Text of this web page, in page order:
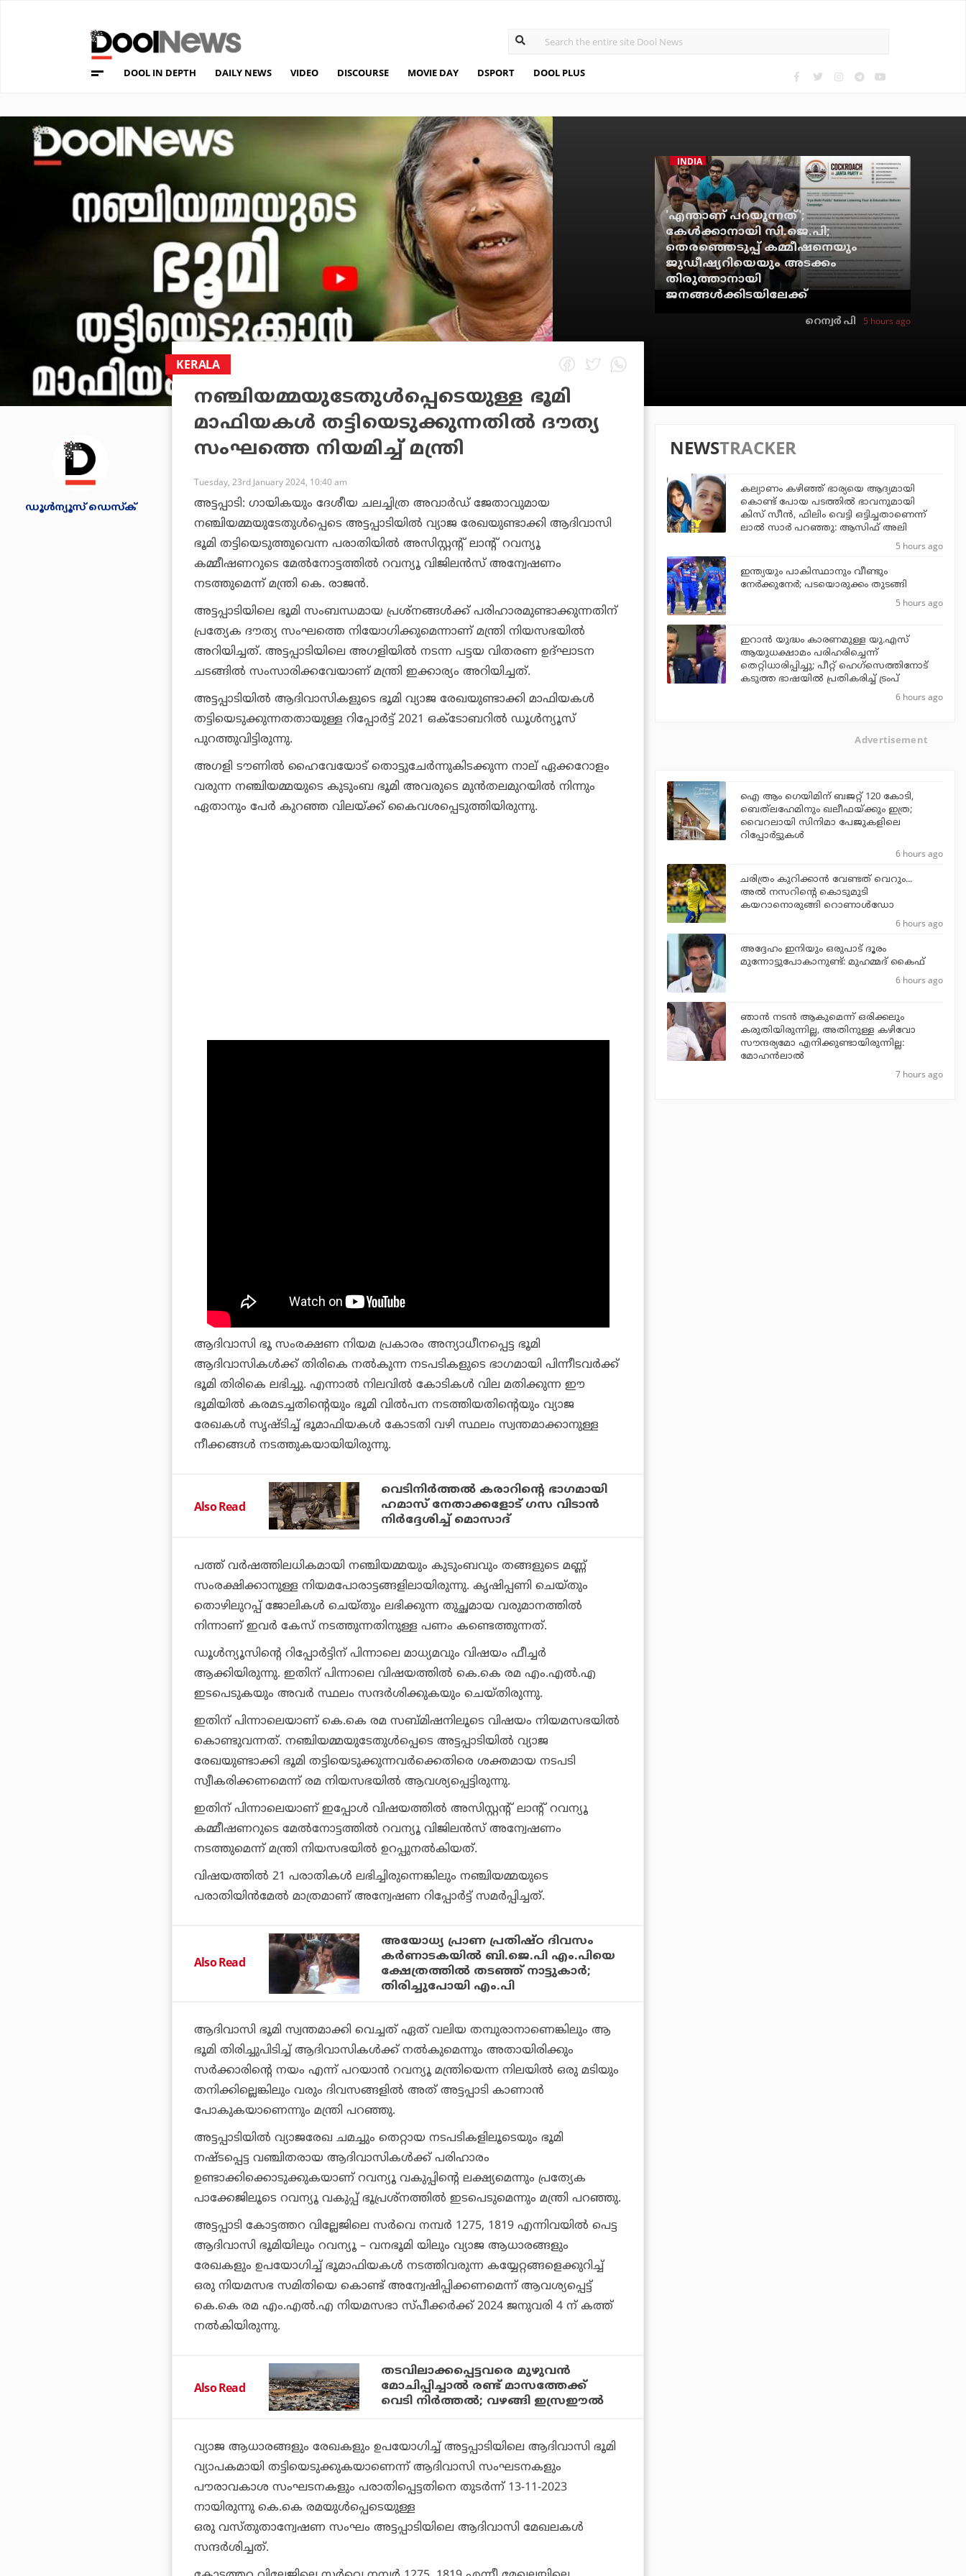
DOOL IN DEPTH DAILY NEWS VIDEO DISCOURSE MOVIE DAY DSPORT DOOL PLUS
INDIA
'എന്താണ് പറയുന്നത്';
കേള്‍ക്കാനായി സി.ജെ.പി;
തെരഞ്ഞെടുപ്പ് കമ്മീഷനെയും
ജുഡീഷ്യറിയെയും അടക്കം
തിരുത്താനായി
ജനങ്ങള്‍ക്കിടയിലേക്ക്
റെന്വര്‍ പി 5 hours ago
ഡൂള്‍ന്യൂസ് ഡെസ്‌ക്
KERALA
നഞ്ചിയമ്മയുടേതുള്‍പ്പെടെയുള്ള ഭൂമി
മാഫിയകള്‍ തട്ടിയെടുക്കുന്നതില്‍ ദൗത്യ
സംഘത്തെ നിയമിച്ച് മന്ത്രി
Tuesday, 23rd January 2024, 10:40 am
അട്ടപ്പാടി: ഗായികയും ദേശീയ ചലച്ചിത്ര അവാര്‍ഡ് ജേതാവുമായ
നഞ്ചിയമ്മയുടേതുള്‍പ്പെടെ അട്ടപ്പാടിയില്‍ വ്യാജ രേഖയുണ്ടാക്കി ആദിവാസി
ഭൂമി തട്ടിയെടുത്തുവെന്ന പരാതിയില്‍ അസിസ്റ്റന്റ് ലാന്റ് റവന്യൂ
കമ്മീഷണറുടെ മേല്‍നോട്ടത്തില്‍ റവന്യൂ വിജിലന്‍സ് അന്വേഷണം
നടത്തുമെന്ന് മന്ത്രി കെ. രാജന്‍.
അട്ടപ്പാടിയിലെ ഭൂമി സംബന്ധമായ പ്രശ്‌നങ്ങള്‍ക്ക് പരിഹാരമുണ്ടാക്കുന്നതിന്
പ്രത്യേക ദൗത്യ സംഘത്തെ നിയോഗിക്കുമെന്നാണ് മന്ത്രി നിയസഭയില്‍
അറിയിച്ചത്. അട്ടപ്പാടിയിലെ അഗളിയില്‍ നടന്ന പട്ടയ വിതരണ ഉദ്ഘാടന
ചടങ്ങില്‍ സംസാരിക്കവേയാണ് മന്ത്രി ഇക്കാര്യം അറിയിച്ചത്.
അട്ടപ്പാടിയില്‍ ആദിവാസികളുടെ ഭൂമി വ്യാജ രേഖയുണ്ടാക്കി മാഫിയകള്‍
തട്ടിയെടുക്കുന്നതതായുള്ള റിപ്പോര്‍ട്ട് 2021 ഒക്ടോബറില്‍ ഡൂള്‍ന്യൂസ്
പുറത്തുവിട്ടിരുന്നു.
അഗളി ടൗണില്‍ ഹൈവേയോട് തൊട്ടുചേര്‍ന്നുകിടക്കുന്ന നാല് ഏക്കറോളം
വരുന്ന നഞ്ചിയമ്മയുടെ കുടുംബ ഭൂമി അവരുടെ മുന്‍തലമുറയില്‍ നിന്നും
ഏതാനും പേര്‍ കുറഞ്ഞ വിലയ്ക്ക് കൈവശപ്പെടുത്തിയിരുന്നു.
ആദിവാസി ഭൂ സംരക്ഷണ നിയമ പ്രകാരം അന്യാധീനപ്പെട്ട ഭൂമി
ആദിവാസികള്‍ക്ക് തിരികെ നല്‍കുന്ന നടപടികളുടെ ഭാഗമായി പിന്നീടവര്‍ക്ക്
ഭൂമി തിരികെ ലഭിച്ചു. എന്നാല്‍ നിലവില്‍ കോടികള്‍ വില മതിക്കുന്ന ഈ
ഭൂമിയില്‍ കരമടച്ചതിന്റെയും ഭൂമി വില്‍പന നടത്തിയതിന്റെയും വ്യാജ
രേഖകള്‍ സൃഷ്ടിച്ച് ഭൂമാഫിയകള്‍ കോടതി വഴി സ്ഥലം സ്വന്തമാക്കാനുള്ള
നീക്കങ്ങള്‍ നടത്തുകയായിയിരുന്നു.
Also Read
വെടിനിർത്തൽ കരാറിന്റെ ഭാഗമായി
ഹമാസ് നേതാക്കളോട് ഗസ വിടാൻ
നിർദ്ദേശിച്ച് മൊസാദ്
പത്ത് വര്‍ഷത്തിലധികമായി നഞ്ചിയമ്മയും കുടുംബവും തങ്ങളുടെ മണ്ണ്
സംരക്ഷിക്കാനുള്ള നിയമപോരാട്ടങ്ങളിലായിരുന്നു. കൃഷിപ്പണി ചെയ്തും
തൊഴിലുറപ്പ് ജോലികള്‍ ചെയ്തും ലഭിക്കുന്ന തുച്ഛമായ വരുമാനത്തില്‍
നിന്നാണ് ഇവര്‍ കേസ് നടത്തുന്നതിനുള്ള പണം കണ്ടെത്തുന്നത്.
ഡൂള്‍ന്യൂസിന്റെ റിപ്പോര്‍ട്ടിന് പിന്നാലെ മാധ്യമവും വിഷയം ഫീച്ചര്‍
ആക്കിയിരുന്നു. ഇതിന് പിന്നാലെ വിഷയത്തില്‍ കെ.കെ രമ എം.എല്‍.എ
ഇടപെടുകയും അവര്‍ സ്ഥലം സന്ദര്‍ശിക്കുകയും ചെയ്തിരുന്നു.
ഇതിന് പിന്നാലെയാണ് കെ.കെ രമ സബ്മിഷനിലൂടെ വിഷയം നിയമസഭയില്‍
കൊണ്ടുവന്നത്. നഞ്ചിയമ്മയുടേതുള്‍പ്പെടെ അട്ടപ്പാടിയില്‍ വ്യാജ
രേഖയുണ്ടാക്കി ഭൂമി തട്ടിയെടുക്കുന്നവര്‍ക്കെതിരെ ശക്തമായ നടപടി
സ്വീകരിക്കണമെന്ന് രമ നിയസഭയില്‍ ആവശ്യപ്പെട്ടിരുന്നു.
ഇതിന് പിന്നാലെയാണ് ഇപ്പോള്‍ വിഷയത്തില്‍ അസിസ്റ്റന്റ് ലാന്റ് റവന്യൂ
കമ്മീഷണറുടെ മേല്‍നോട്ടത്തില്‍ റവന്യൂ വിജിലന്‍സ് അന്വേഷണം
നടത്തുമെന്ന് മന്ത്രി നിയസഭയില്‍ ഉറപ്പുനല്‍കിയത്.
വിഷയത്തില്‍ 21 പരാതികള്‍ ലഭിച്ചിരുന്നെങ്കിലും നഞ്ചിയമ്മയുടെ
പരാതിയിന്‍മേല്‍ മാത്രമാണ് അന്വേഷണ റിപ്പോര്‍ട്ട് സമര്‍പ്പിച്ചത്.
Also Read
അയോധ്യ പ്രാണ പ്രതിഷ്ഠ ദിവസം
കര്‍ണാടകയില്‍ ബി.ജെ.പി എം.പിയെ
ക്ഷേത്രത്തില്‍ തടഞ്ഞ് നാട്ടുകാര്‍;
തിരിച്ചുപോയി എം.പി
ആദിവാസി ഭൂമി സ്വന്തമാക്കി വെച്ചത് ഏത് വലിയ തമ്പുരാനാണെങ്കിലും ആ
ഭൂമി തിരിച്ചുപിടിച്ച് ആദിവാസികള്‍ക്ക് നല്‍കുമെന്നും അതായിരിക്കും
സര്‍ക്കാരിന്റെ നയം എന്ന് പറയാന്‍ റവന്യൂ മന്ത്രിയെന്ന നിലയില്‍ ഒരു മടിയും
തനിക്കില്ലെങ്കിലും വരും ദിവസങ്ങളില്‍ അത് അട്ടപ്പാടി കാണാന്‍
പോകുകയാണെന്നും മന്ത്രി പറഞ്ഞു.
അട്ടപ്പാടിയില്‍ വ്യാജരേഖ ചമച്ചും തെറ്റായ നടപടികളിലൂടെയും ഭൂമി
നഷ്ടപ്പെട്ട വഞ്ചിതരായ ആദിവാസികള്‍ക്ക് പരിഹാരം
ഉണ്ടാക്കിക്കൊടുക്കുകയാണ് റവന്യൂ വകുപ്പിന്റെ ലക്ഷ്യമെന്നും പ്രത്യേക
പാക്കേജിലൂടെ റവന്യൂ വകുപ്പ് ഭൂപ്രശ്‌നത്തില്‍ ഇടപെടുമെന്നും മന്ത്രി പറഞ്ഞു.
അട്ടപ്പാടി കോട്ടത്തറ വില്ലേജിലെ സര്‍വെ നമ്പര്‍ 1275, 1819 എന്നിവയില്‍ പെട്ട
ആദിവാസി ഭൂമിയിലും റവന്യൂ – വനഭൂമി യിലും വ്യാജ ആധാരങ്ങളും
രേഖകളും ഉപയോഗിച്ച് ഭൂമാഫിയകള്‍ നടത്തിവരുന്ന കയ്യേറ്റങ്ങളെക്കുറിച്ച്
ഒരു നിയമസഭ സമിതിയെ കൊണ്ട് അന്വേഷിപ്പിക്കണമെന്ന് ആവശ്യപ്പെട്ട്
കെ.കെ രമ എം.എല്‍.എ നിയമസഭാ സ്പീക്കര്‍ക്ക് 2024 ജനുവരി 4 ന് കത്ത്
നല്‍കിയിരുന്നു.
Also Read
തടവിലാക്കപ്പെട്ടവരെ മുഴുവന്‍
മോചിപ്പിച്ചാല്‍ രണ്ട് മാസത്തേക്ക്
വെടി നിര്‍ത്തല്‍; വഴങ്ങി ഇസ്രഈല്‍
വ്യാജ ആധാരങ്ങളും രേഖകളും ഉപയോഗിച്ച് അട്ടപ്പാടിയിലെ ആദിവാസി ഭൂമി
വ്യാപകമായി തട്ടിയെടുക്കുകയാണെന്ന് ആദിവാസി സംഘടനകളും
പൗരാവകാശ സംഘടനകളും പരാതിപ്പെട്ടതിനെ തുടര്‍ന്ന് 13-11-2023
നായിരുന്നു കെ.കെ രമയുള്‍പ്പെടെയുള്ള
ഒരു വസ്തുതാന്വേഷണ സംഘം അട്ടപ്പാടിയിലെ ആദിവാസി മേഖലകള്‍
സന്ദര്‍ശിച്ചത്.
NEWSTRACKER
കല്യാണം കഴിഞ്ഞ് ഭാര്യയെ ആദ്യമായി
കൊണ്ട് പോയ പടത്തില്‍ ഭാവനുമായി
കിസ് സീന്‍, ഫിലിം വെട്ടി ഒട്ടിച്ചതാണെന്ന്
ലാല്‍ സാര്‍ പറഞ്ഞു: ആസിഫ് അലി
5 hours ago
ഇന്ത്യയും പാകിസ്ഥാനും വീണ്ടും
നേര്‍ക്കുനേര്‍; പടയൊരുക്കം തുടങ്ങി
5 hours ago
ഇറാന്‍ യുദ്ധം കാരണമുള്ള യു.എസ്
ആയുധക്ഷാമം പരിഹരിച്ചെന്ന്
തെറ്റിധാരിപ്പിച്ചു; പീറ്റ് ഹെഗ്‌സെത്തിനോട്
കടുത്ത ഭാഷയില്‍ പ്രതികരിച്ച് ട്രംപ്
6 hours ago
Advertisement
ഐ ആം ഗെയിമിന് ബജറ്റ് 120 കോടി,
ബെത്‌ലഹേമിനും ഖലീഫയ്ക്കും ഇത്ര;
വൈറലായി സിനിമാ പേജുകളിലെ
റിപ്പോര്‍ട്ടുകള്‍
6 hours ago
ചരിത്രം കുറിക്കാന്‍ വേണ്ടത് വെറും...
അല്‍ നസറിന്റെ കൊടുമുടി
കയറാനൊരുങ്ങി റൊണാള്‍ഡോ
6 hours ago
അദ്ദേഹം ഇനിയും ഒരുപാട് ദൂരം
മുന്നോട്ടുപോകാനുണ്ട്: മുഹമ്മദ് കൈഫ്
6 hours ago
ഞാൻ നടൻ ആകുമെന്ന് ഒരിക്കലും
കരുതിയിരുന്നില്ല, അതിനുള്ള കഴിവോ
സൗന്ദര്യമോ എനിക്കുണ്ടായിരുന്നില്ല:
മോഹൻലാൽ
7 hours ago